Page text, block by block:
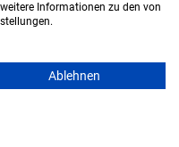
(B.A.) am
Informationen zu den von
Ablehnen